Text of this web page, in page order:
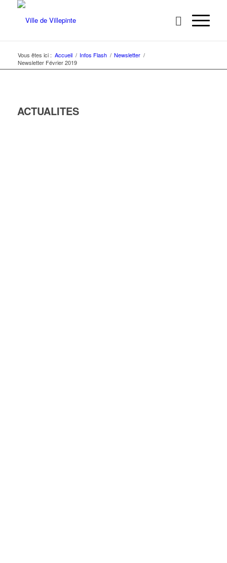
Vous êtes ici : Accueil / Infos Flash / Newsletter /
Newsletter Février 2019
ACTUALITES